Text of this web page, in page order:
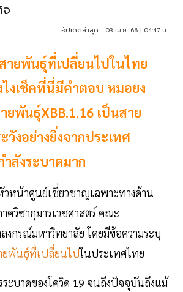
อัปเดตล่าสุด : 03 เม.ย. 66 | 04:47 น.
ายพันธุ์ที่เปลี่ยนไปในไทย
ไงเช็คที่นี่มีคำตอบ หมอยง
ยพันธุ์XBB.1.16 เป็นสาย
งอย่างยิ่งจากประเทศ
ำลังระบาดมาก
วหน้าศูนย์เชี่ยวชาญเฉพาะทางด้าน
ควิชากุมารเวชศาสตร์ คณะ
งกรณ์มหาวิทยาลัย โดยมีข้อความระบุ
ยพันธุ์ที่เปลี่ยนไปในประเทศไทย
ระบาดของโควิด 19 จนถึงปัจจุบันถึงแม้